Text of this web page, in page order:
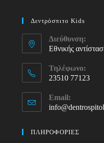
Δεντρόσπιτο Kids
Διεύθυνση:
Εθνικής
Τηλέφωνο:
23510 77123
in
your
Email:
ΠΛΗΡΟΦΟΡΙΕΣ